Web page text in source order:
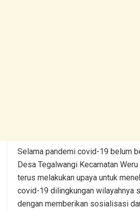
Selama pandemi covid-19 belum
Desa Tegalwangi Kecamatan
terus melakukan upaya untuk
covid-19 dilingkungan wilayahnya
dengan memberikan sosialisasi